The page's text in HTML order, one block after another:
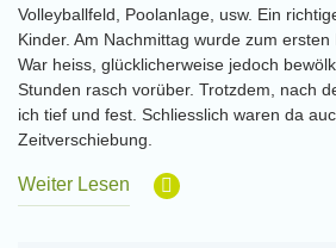
Volleyballfeld, Poolanlage, usw. Ein
Kinder. Am Nachmittag wurde zum ersten
War heiss, glücklicherweise jedoch
Stunden rasch vorüber. Trotzdem, nach
ich tief und fest. Schliesslich waren da
Zeitverschiebung.
Weiter Lesen